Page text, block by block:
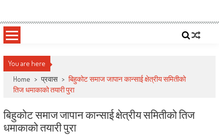
content
Deepshree Online
You are here
Home > प्रवास > बिहुकोट समाज जापान कान्साई क्षेत्रीय समितीको
तिज धमाकाको तयारी पुरा
बिहुकोट समाज जापान कान्साई क्षेत्रीय समितीको तिज
धमाकाको तयारी पुरा